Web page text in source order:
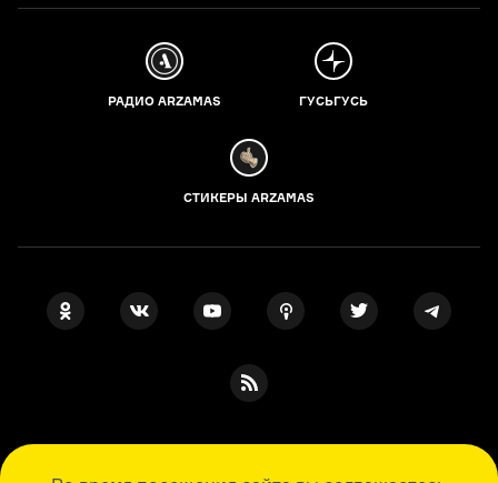
РАДИО ARZAMAS ГУСЬГУСЬ
СТИКЕРЫ ARZAMAS